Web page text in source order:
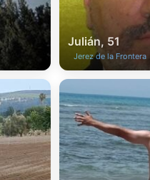
Julián, 51
Jerez de la Frontera